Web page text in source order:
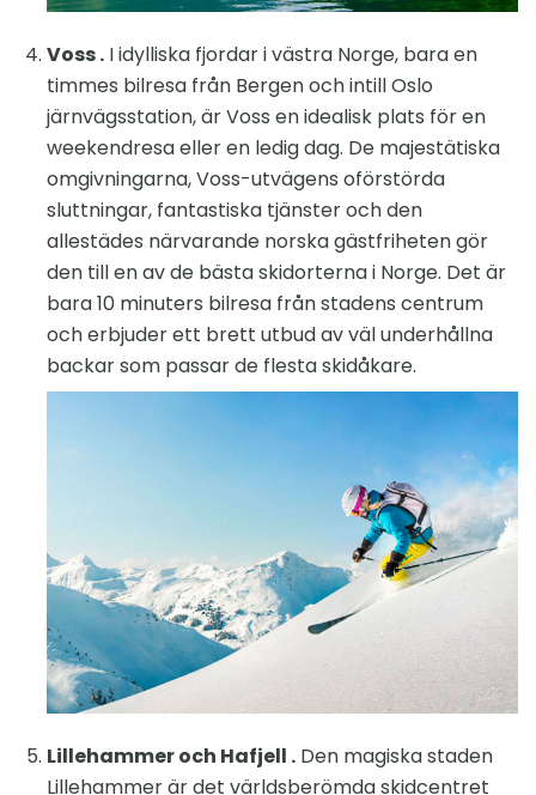
Voss . I idylliska fjordar i västra Norge, bara en
timmes bilresa från Bergen och intill Oslo
järnvägsstation, är Voss en idealisk plats för en
weekendresa eller en ledig dag. De majestätiska
omgivningarna, Voss-utvägens oförstörda
sluttningar, fantastiska tjänster och den
allestädes närvarande norska gästfriheten gör
den till en av de bästa skidorterna i Norge. Det är
bara 10 minuters bilresa från stadens centrum
och erbjuder ett brett utbud av väl underhållna
backar som passar de flesta skidåkare.
Lillehammer och Hafjell . Den magiska staden
Lillehammer är det världsberömda skidcentret